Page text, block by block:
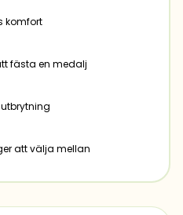
komfort
fästa en medalj
att välja mellan